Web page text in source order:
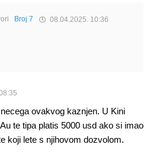
Broj 7 08.04.2025. 10:36
ovakvog kaznjen. U Kini
te tipa platis 5000 usd ako si imao
koji lete s njihovom dozvolom.